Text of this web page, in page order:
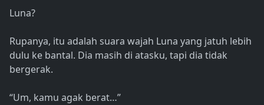
Luna?
Rupanya, itu adalah suara wajah Luna yang jatuh lebih
dulu ke bantal. Dia masih di atasku, tapi dia tidak
bergerak.
“Um, kamu agak berat…”